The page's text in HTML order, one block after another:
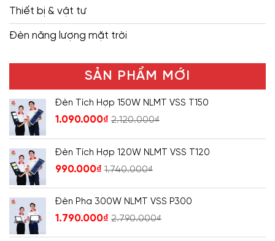
Thiết bị & vật tư
Đèn năng lượng mặt trời
SẢN PHẨM MỚI
Đèn Tích Hợp 150W NLMT VSS T150
1.090.000₫ 2.120.000₫
Đèn Tích Hợp 120W NLMT VSS T120
990.000₫ 1.740.000₫
Đèn Pha 300W NLMT VSS P300
1.790.000₫ 2.790.000₫